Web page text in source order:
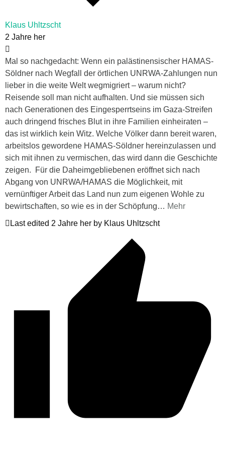
Klaus Uhltzscht
2 Jahre her
Mal so nachgedacht: Wenn ein palästinensischer HAMAS-
Söldner nach Wegfall der örtlichen UNRWA-Zahlungen nun
lieber in die weite Welt wegmigriert – warum nicht?
Reisende soll man nicht aufhalten. Und sie müssen sich
nach Generationen des Eingesperrtseins im Gaza-Streifen
auch dringend frisches Blut in ihre Familien einheiraten –
das ist wirklich kein Witz. Welche Völker dann bereit waren,
arbeitslos gewordene HAMAS-Söldner hereinzulassen und
sich mit ihnen zu vermischen, das wird dann die Geschichte
zeigen. Für die Daheimgebliebenen eröffnet sich nach
Abgang von UNRWA/HAMAS die Möglichkeit, mit
vernünftiger Arbeit das Land nun zum eigenen Wohle zu
bewirtschaften, so wie es in der Schöpfung… Mehr
Last edited 2 Jahre her by Klaus Uhltzscht